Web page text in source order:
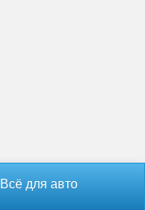
Всё для авто